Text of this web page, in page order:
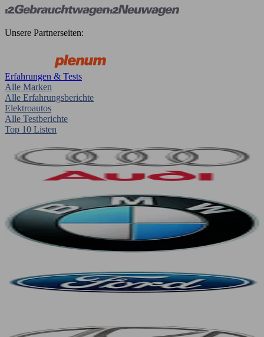
Unsere Partnerseiten:
Erfahrungen & Tests
Alle Marken
Alle Erfahrungsberichte
Elektroautos
Alle Testberichte
Top 10 Listen